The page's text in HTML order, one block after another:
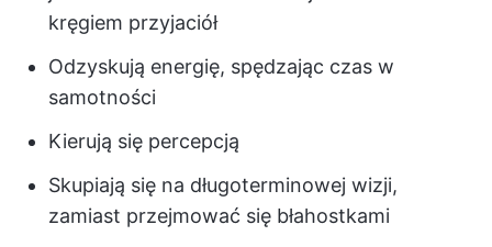
kręgiem przyjaciół
Odzyskują energię, spędzając czas w
samotności
Kierują się percepcją
Skupiają się na długoterminowej wizji,
zamiast przejmować się błahostkami